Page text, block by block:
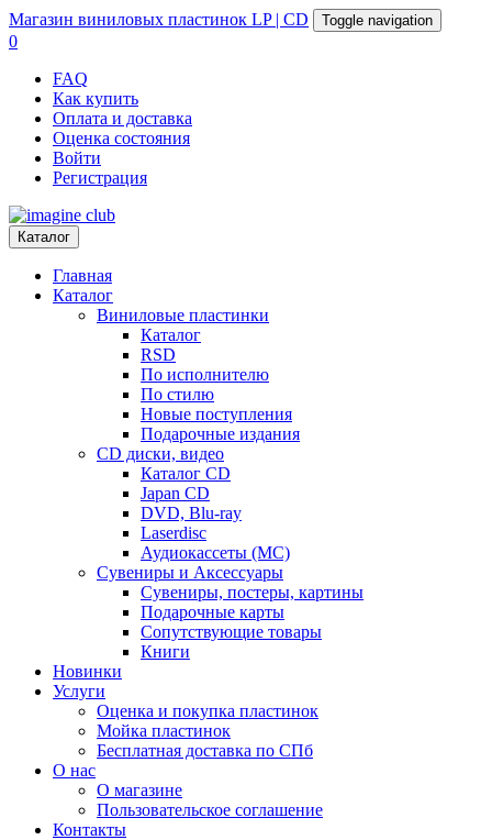
Магазин виниловых пластинок LP | CD Toggle navigation
0
FAQ
Как купить
Оплата и доставка
Оценка состояния
Войти
Регистрация
Каталог
Главная
Каталог
Виниловые пластинки
Каталог
RSD
По исполнителю
По стилю
Новые поступления
Подарочные издания
CD диски, видео
Каталог CD
Japan CD
DVD, Blu-ray
Laserdisc
Аудиокассеты (MC)
Сувениры и Аксессуары
Сувениры, постеры, картины
Подарочные карты
Сопутствующие товары
Книги
Новинки
Услуги
Оценка и покупка пластинок
Мойка пластинок
Бесплатная доставка по СПб
О нас
О магазине
Пользовательское соглашение
Контакты